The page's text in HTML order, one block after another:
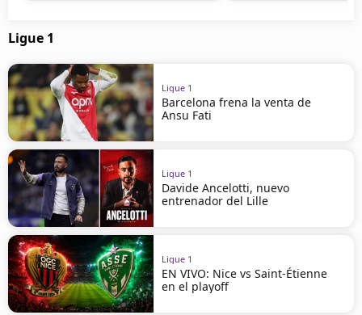
Ligue 1
Ligue 1
Barcelona frena la venta de
Ansu Fati
Ligue 1
Davide Ancelotti, nuevo
entrenador del Lille
Ligue 1
EN VIVO: Nice vs Saint-Étienne
en el playoff